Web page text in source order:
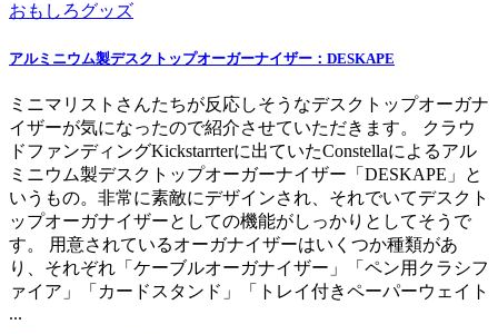
おもしろグッズ
アルミニウム製デスクトップオーガーナイザー：DESKAPE
ミニマリストさんたちが反応しそうなデスクトップオーガナ
イザーが気になったので紹介させていただきます。 クラウ
ドファンディングKickstarrterに出ていたConstellaによるアル
ミニウム製デスクトップオーガーナイザー「DESKAPE」と
いうもの。非常に素敵にデザインされ、それでいてデスクト
ップオーガナイザーとしての機能がしっかりとしてそうで
す。 用意されているオーガナイザーはいくつか種類があ
り、それぞれ「ケーブルオーガナイザー」「ペン用クラシフ
ァイア」「カードスタンド」「トレイ付きペーパーウェイト
...